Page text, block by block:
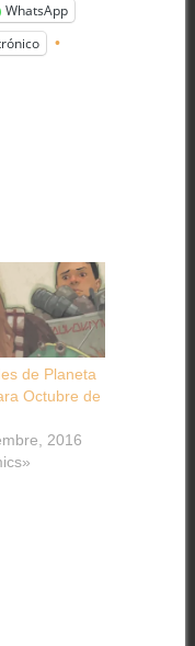
WhatsApp
de Planeta
Octubre de
2016